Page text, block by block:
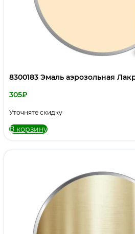
8300183 Эмаль аэрозольная
305₽
Уточняте скидку
В корзину